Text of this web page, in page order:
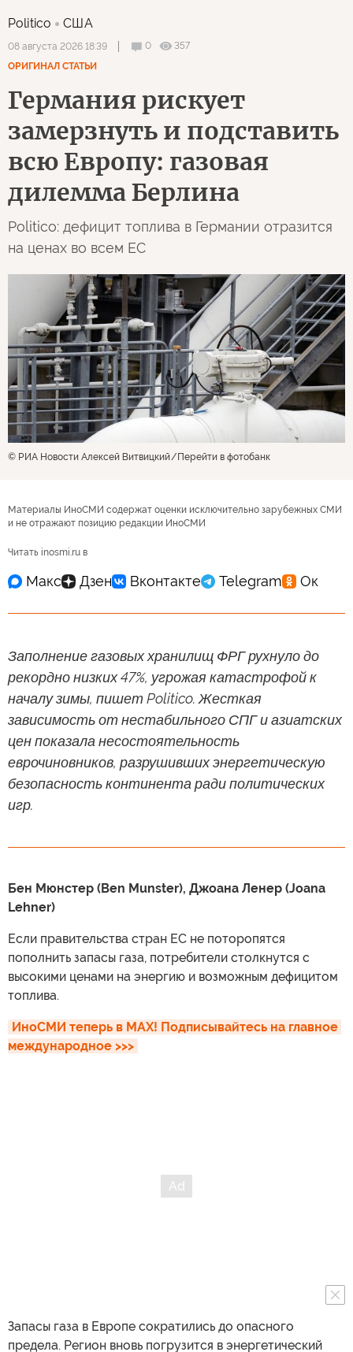
Politico США
08 августа 2026 18:39 0
357
ОРИГИНАЛ СТАТЬИ
Германия рискует
замерзнуть и подставить
всю Европу: газовая
дилемма Берлина
Politico: дефицит топлива в Германии отразится
на ценах во всем ЕС
© РИА Новости Алексей Витвицкий Перейти в фотобанк
Материалы ИноСМИ содержат оценки исключительно зарубежных СМИ
и не отражают позицию редакции ИноСМИ
Читать inosmi.ru в
Заполнение газовых хранилищ ФРГ рухнуло до
рекордно низких 47%, угрожая катастрофой к
началу зимы, пишет Politico. Жесткая
зависимость от нестабильного СПГ и азиатских
цен показала несостоятельность
еврочиновников, разрушивших энергетическую
безопасность континента ради политических
игр.
Бен Мюнстер (Ben Munster), Джоана Ленер (Joana
Lehner)
Если правительства стран ЕС не поторопятся
пополнить запасы газа, потребители столкнутся с
высокими ценами на энергию и возможным дефицитом
топлива.
ИноСМИ теперь в MAX! Подписывайтесь на главное
международное >>>
Запасы газа в Европе сократились до опасного
предела. Регион вновь погрузится в энергетический